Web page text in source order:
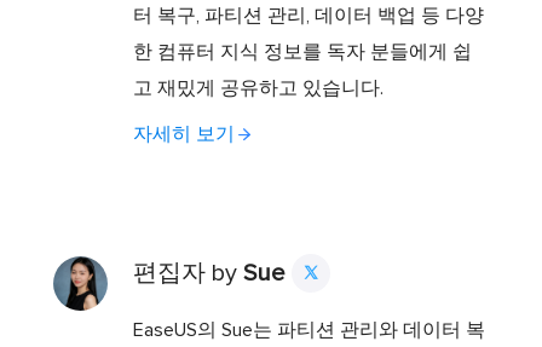
터 복구, 파티션 관리, 데이터 백업 등 다양
한 컴퓨터 지식 정보를 독자 분들에게 쉽
고 재밌게 공유하고 있습니다.
자세히 보기
편집자 bySue 
EaseUS의 Sue는 파티션 관리와 데이터 복